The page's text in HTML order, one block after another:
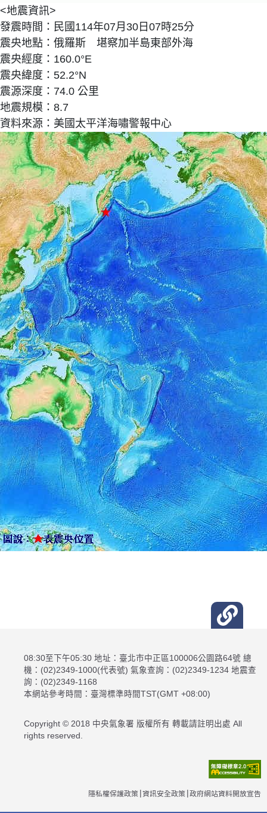
<地震資訊>
發震時間：民國114年07月30日07時25分
震央地點：俄羅斯 堪察加半島東部外海
震央經度：160.0°E
震央緯度：52.2°N
震源深度：74.0 公里
地震規模：8.7
資料來源：美國太平洋海嘯警報中心
08:30至下午05:30 地址：臺北市中正區100006公園路64號 總
機：(02)2349-1000(代表號) 氣象查詢：(02)2349-1234 地震查
詢：(02)2349-1168
本網站參考時間：臺灣標準時間TST(GMT +08:00)
Copyright © 2018 中央氣象署 版權所有 轉載請註明出處 All
rights reserved.
隱私權保護政策 資訊安全政策 政府網站資料開放宣告